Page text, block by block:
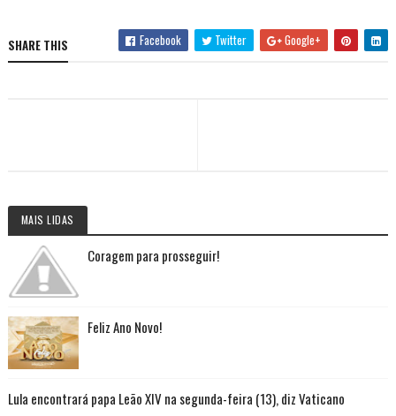
SHARE THIS Facebook Twitter Google+
MAIS LIDAS
Coragem para prosseguir!
Feliz Ano Novo!
Lula encontrará papa Leão XIV na segunda-feira (13), diz Vaticano